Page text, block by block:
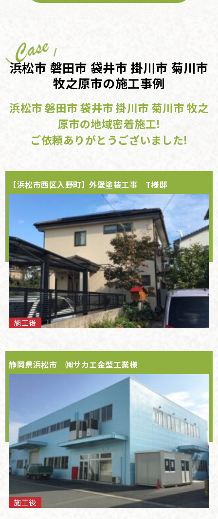
浜松市 磐田市 袋井市 掛川市 菊川市
牧之原市の施工事例
浜松市 磐田市 袋井市 掛川市 菊川市 牧之
原市の地域密着施工!
ご依頼ありがとうございました!
【浜松市西区入野町】外壁塗装工事 T様邸
施工後
静岡県浜松市 ㈱サカエ金型工業様
施工後